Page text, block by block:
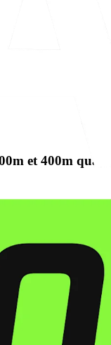
et 400m
ne prendra pas
dans un